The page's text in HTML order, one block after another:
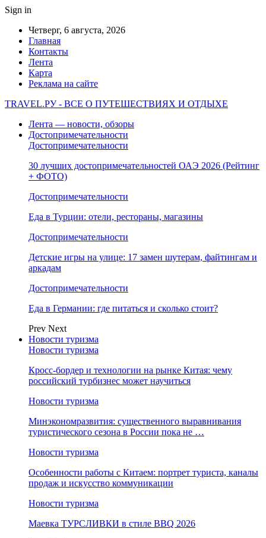
Sign in
Четверг, 6 августа, 2026
Главная
Контакты
Лента
Карта
Реклама на сайте
TRAVEL.РУ - ВСЕ О ПУТЕШЕСТВИЯХ И ОТДЫХЕ
Лента — новости, обзоры
Достопримечательности
Достопримечательности
30 лучших достопримечательностей ОАЭ 2026 (Рейтинг
+ ФОТО)
Достопримечательности
Еда в Турции: отели, рестораны, магазины
Достопримечательности
Детские игры на улице: 17 замен шутерам, файтингам и
аркадам
Достопримечательности
Еда в Германии: где питаться и сколько стоит?
Prev Next
Новости туризма
Новости туризма
Кросс-бордер и технологии на рынке Китая: чему
российский турбизнес может научиться
Новости туризма
Минэкономразвития: существенного выравнивания
туристического сезона в России пока не …
Новости туризма
Особенности работы с Китаем: портрет туриста, каналы
продаж и искусство коммуникации
Новости туризма
Маевка ТУРСЛИВКИ в стиле BBQ 2026